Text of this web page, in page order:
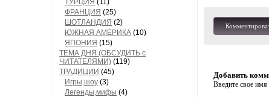
ТУРЦИЯ (11)
ФРАНЦИЯ (25)
ШОТЛАНДИЯ (2)
ЮЖНАЯ АМЕРИКА (10)
ЯПОНИЯ (15)
ТЕМА ДНЯ (ОБСУДИТЬ с
ЧИТАТЕЛЯМИ) (119)
ТРАДИЦИИ (45)
Игры,шоу (3)
Легенды,мифы (4)
Добавить
Введите свое имя